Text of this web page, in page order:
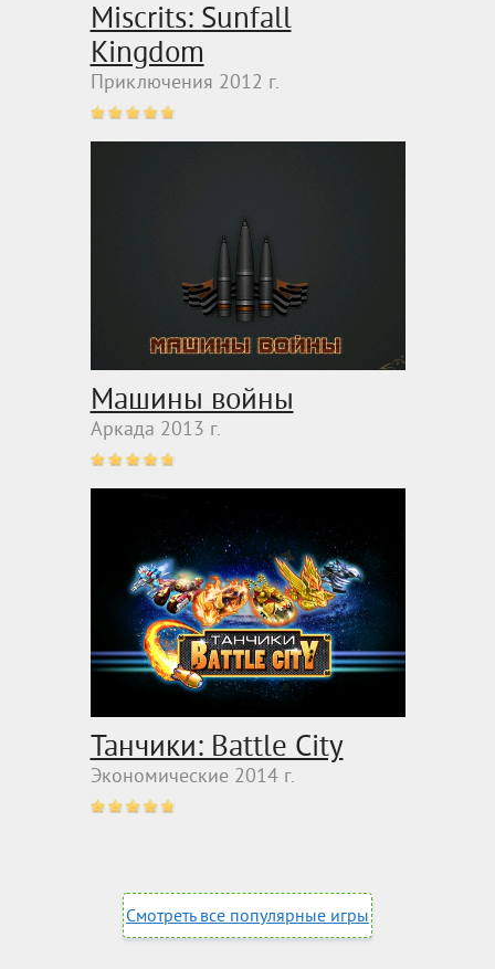
Miscrits: Sunfall
Kingdom
Приключения 2012 г.
Машины войны
Аркада 2013 г.
Танчики: Battle City
Экономические 2014 г.
Смотреть все популярные игры